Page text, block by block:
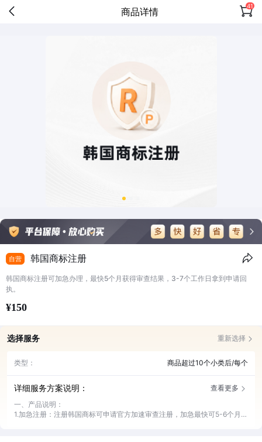
商品详情 41
自营 韩国商标注册
韩国商标注册可加急办理，最快5个月获得审查结果，3-7个工作日拿到申请回
执。
¥150
选择服务 重新选择
类型： 商品超过10个小类后/每个
详细服务方案说明：
查看更多
一、产品说明：
1.加急注册：注册韩国商标可申请官方加速审查注册，加急最快可5-6个月获